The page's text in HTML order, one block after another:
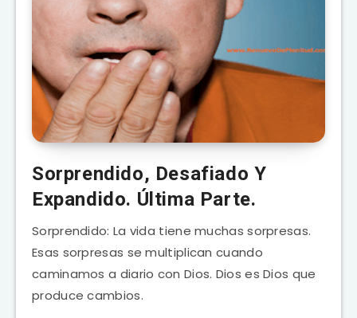
Sorprendido, Desafiado Y
Expandido. Última Parte.
Sorprendido: La vida tiene muchas sorpresas.
Esas sorpresas se multiplican cuando
caminamos a diario con Dios. Dios es Dios que
produce cambios.